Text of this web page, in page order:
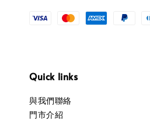
Quick links
與我們聯絡
門市介紹